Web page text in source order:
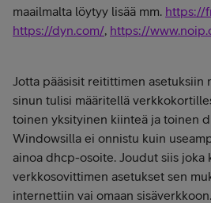
maailmalta löytyy lisää mm. https://
https://dyn.com/, https://
Jotta pääsisit reitittimen asetuksiin
sinun tulisi määritellä
toinen yksityinen kiinteä ja toinen
Windowsilla ei onnistu kuin
ainoa dhcp-osoite. Joudut siis joka
verkkosovittimen asetukset sen
internettiin vai omaan sisäverkkoon.